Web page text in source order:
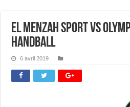
El Menzah Sport vs
Handball
6 avril 2019